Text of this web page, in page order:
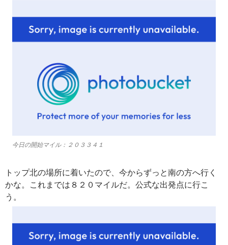
今日の開始マイル：２０３３４１
トップ北の場所に着いたので、今からずっと南の方へ行く
かな。これまでは８２０マイルだ。公式な出発点に行こ
う。